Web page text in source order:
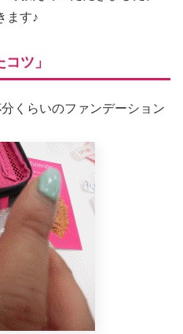
ます♪
ツ」
くらいのファンデーション